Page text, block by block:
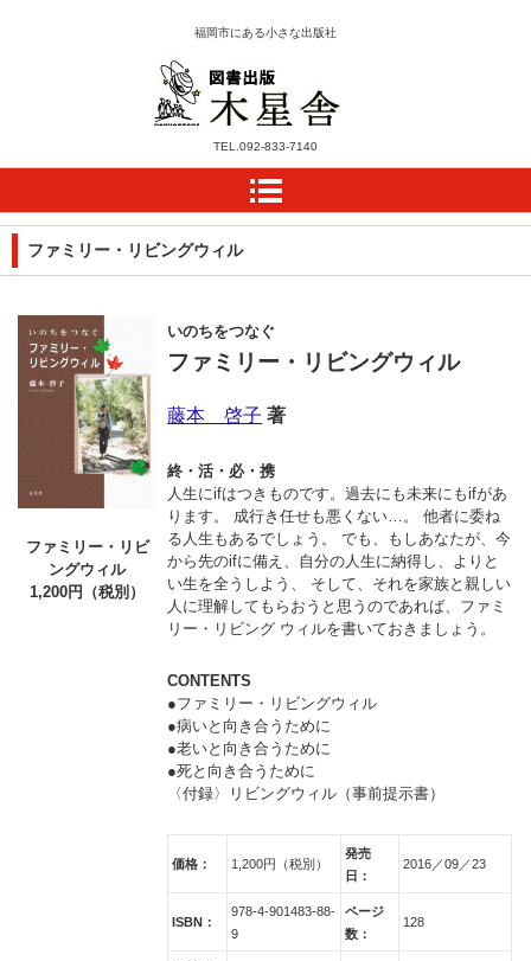
木星舎ホームページ
福岡市にある小さな出版社
TEL. 092-833-7140
ファミリー・リビングウィル
ファミリー・リビ
ングウィル
1,200円（税別）
いのちをつなぐ
ファミリー・リビングウィル
藤本 啓子 著
終・活・必・携
人生にifはつきものです。過去にも未来にもifがあ
ります。 成行き任せも悪くない…。 他者に委ね
る人生もあるでしょう。 でも、もしあなたが、今
から先のifに備え、自分の人生に納得し、よりと
い生を全うしよう、 そして、それを家族と親しい
人に理解してもらおうと思うのであれば、ファミ
リー・リビング ウィルを書いておきましょう。
CONTENTS
●ファミリー・リビングウィル
●病いと向き合うために
●老いと向き合うために
●死と向き合うために
〈付録〉リビングウィル（事前提示書）
価格： 1,200円（税別）
発売
日：
2016／09／23
ISBN：
978-4-901483-88-
9
ページ
数：
128